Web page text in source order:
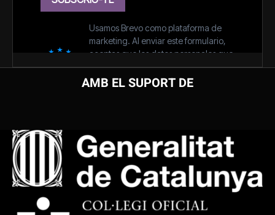
AMB EL SUPORT DE